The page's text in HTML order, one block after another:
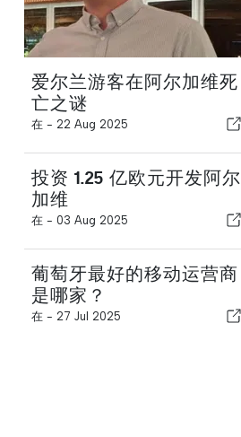
爱尔兰游客在阿尔加维死
亡之谜
在 - 22 Aug 2025
投资 1.25 亿欧元开发阿尔
加维
在 - 03 Aug 2025
葡萄牙最好的移动运营商
是哪家？
在 - 27 Jul 2025